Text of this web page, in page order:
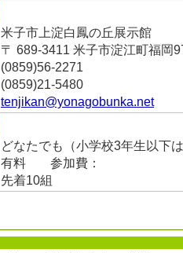
米子市上淀白鳳の丘展示館
〒 689-3411 米子市淀江町福岡
(0859)56-2271
(0859)21-5480
tenjikan@yonagobunka.net
どなたでも（小学校3年生以下
有料
参加費：
先着10組